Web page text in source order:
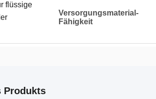
flüssige
Versorgungsmaterial-
Fähigkeit
Produkts